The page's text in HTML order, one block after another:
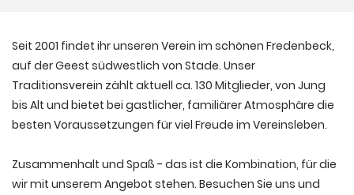
Seit 2001 findet ihr unseren Verein im schönen Fredenbeck,
auf der Geest südwestlich von Stade. Unser
Traditionsverein zählt aktuell ca. 130 Mitglieder, von Jung
bis Alt und bietet bei gastlicher, familiärer Atmosphäre die
besten Voraussetzungen für viel Freude im Vereinsleben.
Zusammenhalt und Spaß - das ist die Kombination, für die
wir mit unserem Angebot stehen. Besuchen Sie uns und